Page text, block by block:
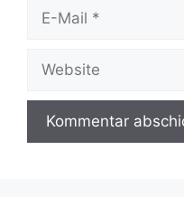
Mail